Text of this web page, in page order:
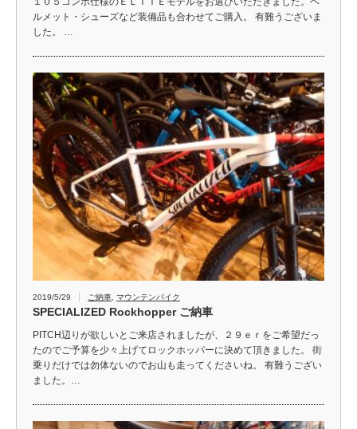
ルメット・シューズなど装備品も合わせてご購入。 有難うございま
した。 …
2019/5/29 ご納車 マウンテンバイク
SPECIALIZED Rockhopper ご納車
PITCH辺りが欲しいとご来店されましたが、２９ｅｒをご希望だっ
たのでご予算を少々上げてロックホッパーに決めて頂きました。 街
乗りだけでは勿体ないのでお山も走ってくださいね。 有難うござい
ました。…